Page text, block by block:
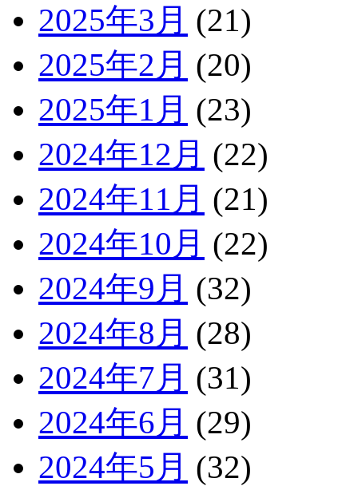
2025年3月 (21)
2025年2月 (20)
2025年1月 (23)
2024年12月 (22)
2024年11月 (21)
2024年10月 (22)
2024年9月 (32)
2024年8月 (28)
2024年7月 (31)
2024年6月 (29)
2024年5月 (32)